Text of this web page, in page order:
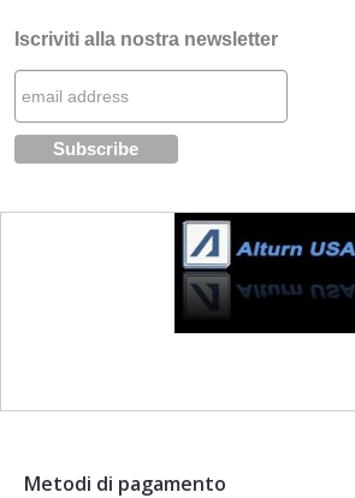
Iscriviti alla nostra newsletter
Metodi di pagamento